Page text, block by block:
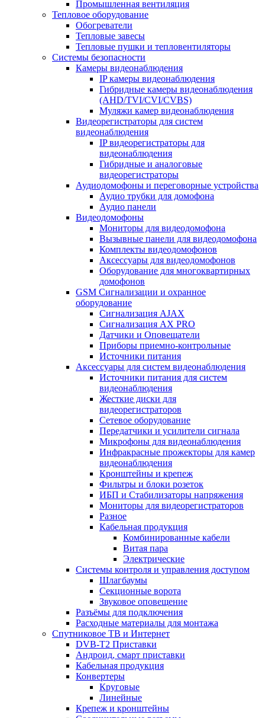
Промышленная вентиляция
Тепловое оборудование
Обогреватели
Тепловые завесы
Тепловые пушки и тепловентиляторы
Системы безопасности
Камеры видеонаблюдения
IP камеры видеонаблюдения
Гибридные камеры видеонаблюдения
(AHD/TVI/CVI/CVBS)
Муляжи камер видеонаблюдения
Видеорегистраторы для систем
видеонаблюдения
IP видеорегистраторы для
видеонаблюдения
Гибридные и аналоговые
видеорегистраторы
Аудиодомофоны и переговорные устройства
Аудио трубки для домофона
Аудио панели
Видеодомофоны
Мониторы для видеодомофона
Вызывные панели для видеодомофона
Комплекты видеодомофонов
Аксессуары для видеодомофонов
Оборудование для многоквартирных
домофонов
GSM Сигнализации и охранное
оборудование
Сигнализация AJAX
Сигнализация AX PRO
Датчики и Оповещатели
Приборы приемно-контрольные
Источники питания
Аксессуары для систем видеонаблюдения
Источники питания для систем
видеонаблюдения
Жесткие диски для
видеорегистраторов
Сетевое оборудование
Передатчики и усилители сигнала
Микрофоны для видеонаблюдения
Инфракрасные прожекторы для камер
видеонаблюдения
Кронштейны и крепеж
Фильтры и блоки розеток
ИБП и Стабилизаторы напряжения
Мониторы для видеорегистраторов
Разное
Кабельная продукция
Комбинированные кабели
Витая пара
Электрические
Системы контроля и управления доступом
Шлагбаумы
Секционные ворота
Звуковое оповещение
Разъёмы для подключения
Расходные материалы для монтажа
Спутниковое ТВ и Интернет
DVB-Т2 Приставки
Андроид, смарт приставки
Кабельная продукция
Конвертеры
Круговые
Линейные
Крепеж и кронштейны